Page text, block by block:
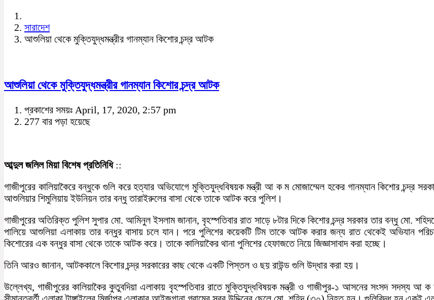
সারাদেশ
আশুলিয়া থেকে মুক্তিযুদ্ধমন্ত্রীর গানম্যান কিশোর চন্দ্র আটক
আশুলিয়া থেকে মুক্তিযুদ্ধমন্ত্রীর গানম্যান কিশোর চন্দ্র আটক
প্রকাশের সময়ঃ April, 17, 2020, 2:57 pm
277 বার পড়া হয়েছে
আব্দুল জলিল মিয়া বিশেষ প্রতিনিধি::
গাজীপুরের কালিয়াকৈরে বন্ধুকে গুলি করে হত্যার অভিযোগে মুক্তিযুদ্ধবিষয়ক মন্ত্রী আ ক ম মোজাম্মেল হকের গানম্যান কিশোর
আশুলিয়ার শিমুলিয়ায় ইউনিয়ন তার বন্ধু তারাইরুলের বাসা থেকে তাকে আটক করে পুলিশ।
গাজীপুরের অতিরিক্ত পুলিশ সুপার মো. আমিনুল ইসলাম জানান, বৃহস্পতিবার রাত সাড়ে ৮টার দিকে কিশোর চন্দ্র সরকার তার বন্ধু মো.
পালিয়ে আশুলিয়া এলাকায় তার বন্ধুর বাসায় চলে যান। পরে পুলিশের কয়েকটি টিম তাকে আটক করার জন্য রাত থেকেই অভিযান
কিশোরের এক বন্ধুর বাসা থেকে তাকে আটক করে। তাকে কালিয়াকৈর থানা পুলিশের হেফাজতে নিয়ে জিজ্ঞাসাবাদ করা হচ্ছে।
তিনি আরও জানান, আটককালে কিশোর চন্দ্র সরকারের কাছ থেকে একটি পিস্তল ও ছয় রাউন্ড গুলি উদ্ধার করা হয়।
উল্লেখ্য, গাজীপুরের কালিয়াকৈর কুতুবদিয়া এলাকায় বৃহস্পতিবার রাতে মুক্তিযুদ্ধবিষয়ক মন্ত্রী ও গাজীপুর-১ আসনের সংসদ সদস্য আ ক